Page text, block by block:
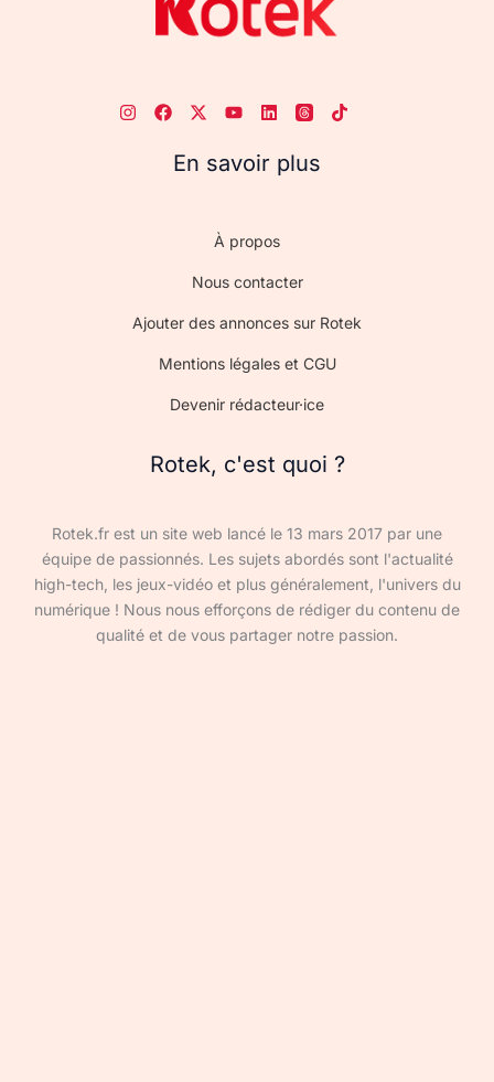
En savoir plus
À propos
Nous contacter
Ajouter des annonces sur Rotek
Mentions légales et CGU
Devenir rédacteur·ice
Rotek, c'est quoi ?
Rotek.fr est un site web lancé le 13 mars 2017 par une
équipe de passionnés. Les sujets abordés sont l'actualité
high-tech, les jeux-vidéo et plus généralement, l'univers du
numérique ! Nous nous efforçons de rédiger du contenu de
qualité et de vous partager notre passion.